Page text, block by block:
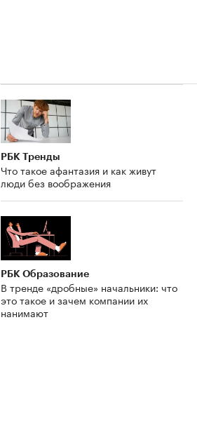
РБК Тренды
Что такое афантазия и как живут
люди без воображения
РБК Образование
В тренде «дробные» начальники: что
это такое и зачем компании их
нанимают